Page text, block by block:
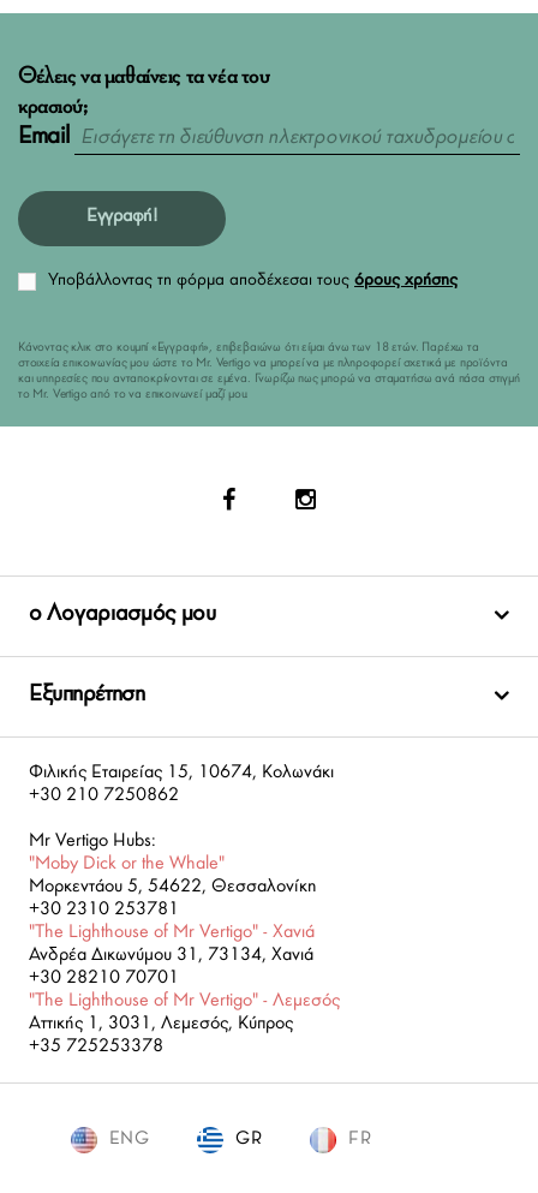
Θέλεις να μαθαίνεις τα νέα του
κρασιού;
Email
Εγγραφή!
Υποβάλλοντας τη φόρμα αποδέχεσαι τους όρους χρήσης
Κάνοντας κλικ στο κουμπί «Εγγραφή», επιβεβαιώνω ότι είμαι άνω των 18 ετών. Παρέχω τα
στοιχεία επικοινωνίας μου ώστε το Mr. Vertigo να μπορεί να με πληροφορεί σχετικά με προϊόντα
και υπηρεσίες που ανταποκρίνονται σε εμένα. Γνωρίζω πως μπορώ να σταματήσω ανά πάσα στιγμή
το Mr. Vertigo από το να επικοινωνεί μαζί μου.
ο Λογαριασμός μου
Εξυπηρέτηση
Φιλικής Εταιρείας 15, 10674, Κολωνάκι
+30 210 7250862
Mr Vertigo Hubs:
"Moby Dick or the Whale"
Μορκεντάου 5, 54622, Θεσσαλονίκη
+30 2310 253781
"The Lighthouse of Mr Vertigo" - Χανιά
Ανδρέα Δικωνύμου 31, 73134, Χανιά
+30 28210 70701
"The Lighthouse of Mr Vertigo" - Λεμεσός
Αττικής 1, 3031, Λεμεσός, Κύπρος
+35 725253378
GR
ENG GR FR